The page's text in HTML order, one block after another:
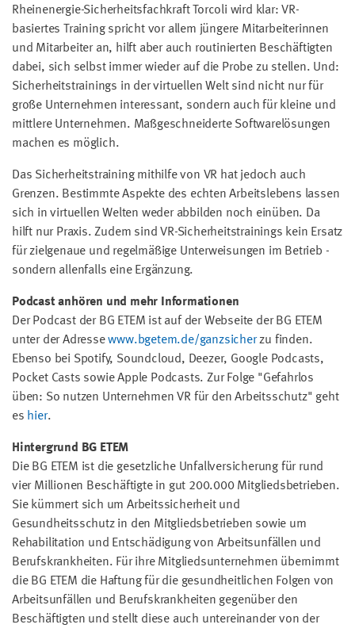
Rheinenergie-Sicherheitsfachkraft Torcoli wird klar: VR-
basiertes Training spricht vor allem jüngere Mitarbeiterinnen
und Mitarbeiter an, hilft aber auch routinierten Beschäftigten
dabei, sich selbst immer wieder auf die Probe zu stellen. Und:
Sicherheitstrainings in der virtuellen Welt sind nicht nur für
große Unternehmen interessant, sondern auch für kleine und
mittlere Unternehmen. Maßgeschneiderte Softwarelösungen
machen es möglich.
Das Sicherheitstraining mithilfe von VR hat jedoch auch
Grenzen. Bestimmte Aspekte des echten Arbeitslebens lassen
sich in virtuellen Welten weder abbilden noch einüben. Da
hilft nur Praxis. Zudem sind VR-Sicherheitstrainings kein Ersatz
für zielgenaue und regelmäßige Unterweisungen im Betrieb -
sondern allenfalls eine Ergänzung.
Podcast anhören und mehr Informationen
Der Podcast der BG ETEM ist auf der Webseite der BG ETEM
unter der Adressewww.bgetem.de/ganzsicherzu finden.
Ebenso bei Spotify, Soundcloud, Deezer, Google Podcasts,
Pocket Casts sowie Apple Podcasts. Zur Folge "Gefahrlos
üben: So nutzen Unternehmen VR für den Arbeitsschutz" geht
es hier.
Hintergrund BG ETEM
Die BG ETEM ist die gesetzliche Unfallversicherung für rund
vier Millionen Beschäftigte in gut 200.000 Mitgliedsbetrieben.
Sie kümmert sich um Arbeitssicherheit und
Gesundheitsschutz in den Mitgliedsbetrieben sowie um
Rehabilitation und Entschädigung von Arbeitsunfällen und
Berufskrankheiten. Für ihre Mitgliedsunternehmen übernimmt
die BG ETEM die Haftung für die gesundheitlichen Folgen von
Arbeitsunfällen und Berufskrankheiten gegenüber den
Beschäftigten und stellt diese auch untereinander von der